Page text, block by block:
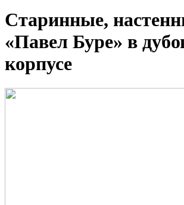
Старинные,
«Павел Буре» в
корпусе